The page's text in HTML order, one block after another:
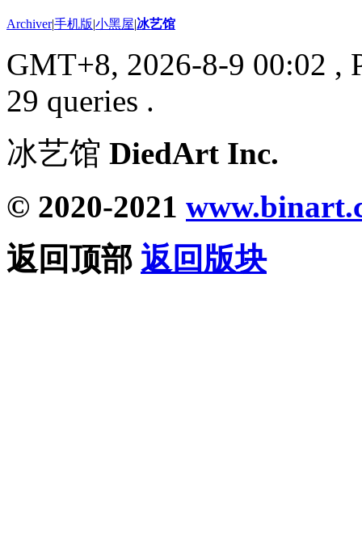
Archiver|手机版|小黑屋|冰艺馆
GMT+8, 2026-8-9 00:02 ,
29 queries .
冰艺馆 DiedArt Inc.
© 2020-2021
返回顶部 返回版块